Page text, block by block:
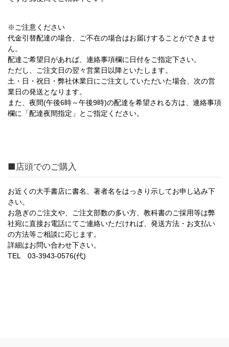
※ご注意ください
代金引替配達の場合、 ご不在の場合はお届けすることができませ
ん。
配達ご希望日があれば、連絡事項欄に日付をご指定下さい。
ただし、ご注文日の翌々営業日以降といたします。
土・日・祝日・弊社休業日にご注文していただいた場合、次の営
業日の発送となります。
また、夜間(午後6時～午後9時)の配達を希望される方は、連絡事項
欄に「配達夜間指定」とご指定ください。
■店頭でのご購入
お近くの大手書店に書名、著者名をはっきり示してお申し込み下
さい。
お急ぎのご注文や、ご注文部数の多い方、教科書のご採用等は弊
社宛に直接お電話にてご連絡いただければ、発送方法・お支払い
の方法等ご相談に応じます。
詳細はお問い合わせ下さい。
TEL 03-3943-0576(代)